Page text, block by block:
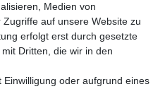
Medien von
auf unsere Website zu
erfolgt erst durch gesetzte
Dritten, die wir in den
oder aufgrund eines